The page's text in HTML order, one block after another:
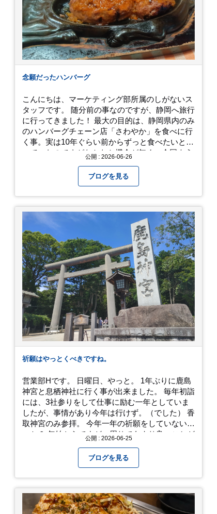
念願だったハンバーグ
こんにちは、マーケティング部所属のしがないス
タッフです。 随分前の事なのですが、静岡へ旅行
に行ってきました！ 最大の目的は、静岡県内のみ
のハンバーグチェーン店「さわやか」を食べに行
く事。実は10年ぐらい前からずっと食べたいと思
っていたのですがなかなか機会が無く、今回よう
って待機する事になったのですが、、10時頃にも
らった整理券で、お店に入れるのは12時過ぎ頃で
した。大人気とは聞いていましたがここまでと
は、、！！ 駅前ショッピングモール内の店舗だっ
たのでお買い物をしつつ待機して遂に入店。ハン
バーグはレアな焼き加減でとってもジューシーで
最高に美味しかったです！！目の前で店員さんが
カットしてくれるのもとっても良かったです。 こ
れは何個でも行けてしまう勢い、、！！！ 皆様も
静岡へ行く予定がありましたら是非とも召し上が
って見てください！予約は行っていないようなの
で、時と場合とタイミングと要相談で
す、、！！！
公開 : 2026-06-26
ブログを見る
祈願はやっとくべきですね。
営業部Hです。 日曜日、やっと。 1年ぶりに鹿島
神宮と息栖神社に行く事が出来ました。 毎年初詣
には、3社参りをして仕事に励む一年としていま
したが、事情があり今年は行けず。（でした） 香
取神宮のみ参拝。 今年一年の祈願をしていないせ
いか？ 年始からですが、周りであまり良いことが
から、あっという間に半年が過ぎやっとこさ。 3
日後のこと。不思議ですね。 気にかかる事1つ
目。友人の長期入院から退院の知らせあり！ 気に
かかる事2つ目。疎遠だった知人の訪問あり！ 気
にかかるetcが徐々に....。 気の持ちようと、タイ
ミングかもしれませんが。お宮参りはお薦めで
公開 : 2026-06-25
ブログを見る